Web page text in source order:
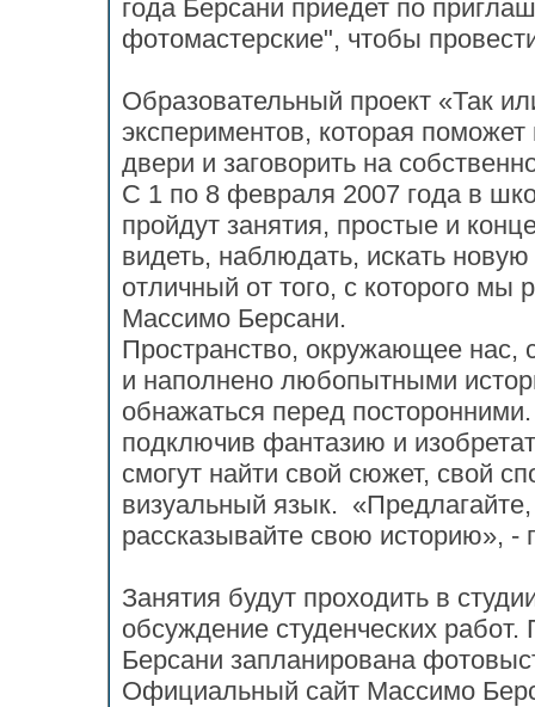
года Берсани приедет по
фотомастерские", чтобы
Образовательный проект «Так
экспериментов, которая
двери и заговорить на
С 1 по 8 февраля 2007 года в
пройдут занятия, простые и
видеть, наблюдать, искать
отличный от того, с которого
Массимо Берсани.
Пространство, окружающее нас,
и наполнено любопытными
обнажаться перед
подключив фантазию и
смогут найти свой сюжет, свой
визуальный язык.
рассказывайте свою историю»,
Занятия будут проходить в
обсуждение студенческих
Берсани запланирована
Официальный сайт Массимо